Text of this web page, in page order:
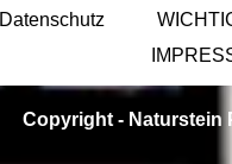
Datenschutz
Copyright - Naturstein